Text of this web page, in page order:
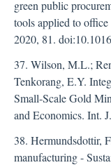
green public
tools applied to
2020, 81.
37. Wilson, M.L.;
Tenkorang, E.Y.
Small-Scale Gold
and Economics. Int.
38. Hermundsdottir,
manufacturing -